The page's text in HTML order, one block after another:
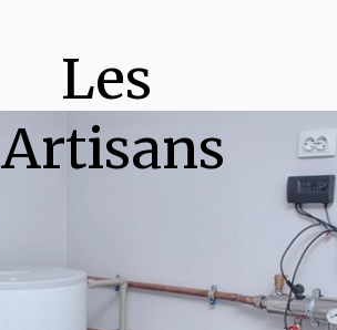
Les
Artisans